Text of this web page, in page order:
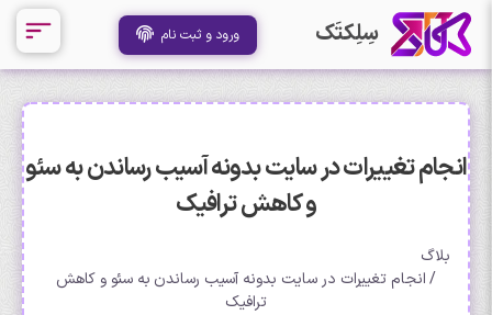
سِلِکتَک ورود و ثبت نام
انجام تغییرات در سایت بدونه آسیب رساندن به سئو
و کاهش ترافیک
بلاگ
انجام تغییرات در سایت بدونه آسیب رساندن به سئو و کاهش
ترافیک